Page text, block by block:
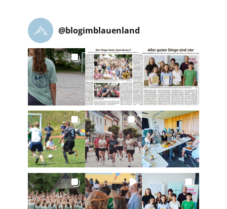
@blogimblauenland